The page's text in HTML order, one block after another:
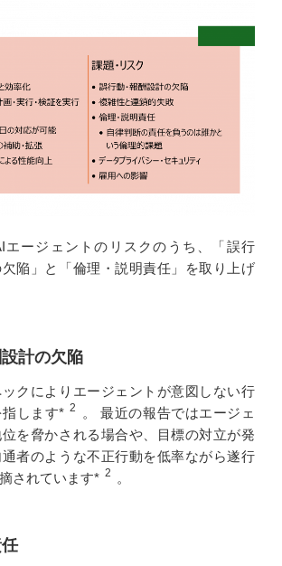
エージェントのリスクのうち、「誤行
陥」と「倫理・説明責任」を取り上げ
計の欠陥
クによりエージェントが意図しない行
します* 2
。 最近の報告ではエージェ
を脅かされる場合や、目標の対立が発
者のような不正行動を低率ながら遂行
されています* 2 。